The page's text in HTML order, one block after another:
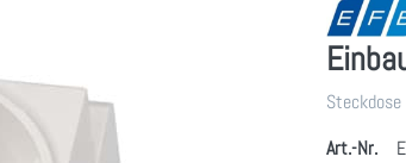
Art.-Nr.